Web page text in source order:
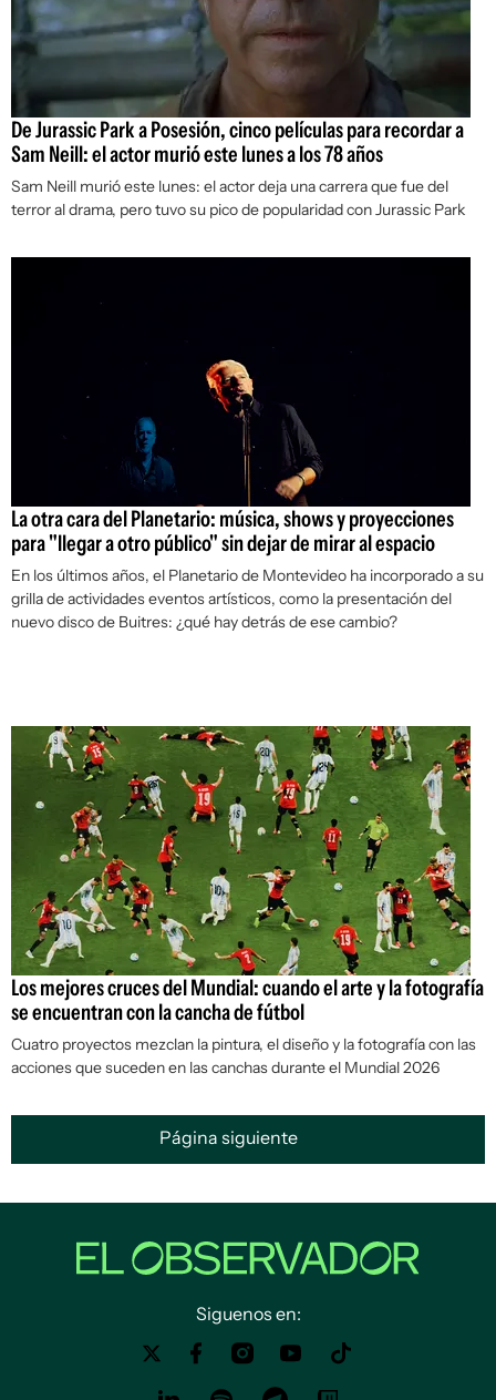
De Jurassic Park a Posesión, cinco películas para recordar a
Sam Neill: el actor murió este lunes a los 78 años
Sam Neill murió este lunes: el actor deja una carrera que fue del
terror al drama, pero tuvo su pico de popularidad con Jurassic Park
La otra cara del Planetario: música, shows y proyecciones
para "llegar a otro público" sin dejar de mirar al espacio
En los últimos años, el Planetario de Montevideo ha incorporado a su
grilla de actividades eventos artísticos, como la presentación del
nuevo disco de Buitres: ¿qué hay detrás de ese cambio?
Los mejores cruces del Mundial: cuando el arte y la fotografía
se encuentran con la cancha de fútbol
Cuatro proyectos mezclan la pintura, el diseño y la fotografía con las
acciones que suceden en las canchas durante el Mundial 2026
Página siguiente
Siguenos en: